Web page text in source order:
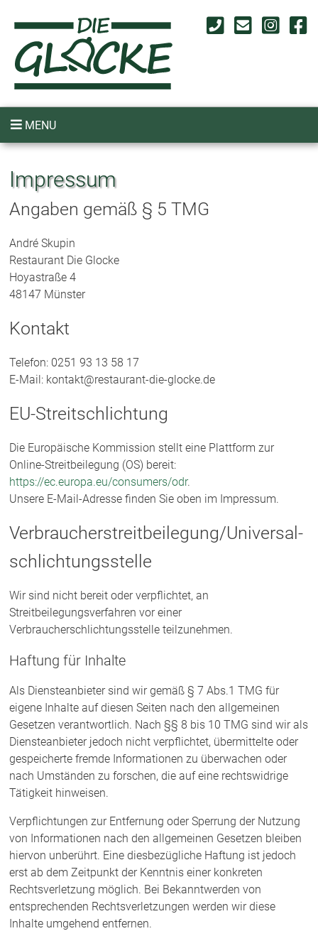
MENU
Impressum
Angaben gemäß § 5 TMG
André Skupin
Restaurant Die Glocke
Hoyastraße 4
48147 Münster
Kontakt
Telefon: 0251 93 13 58 17
E-Mail: kontakt@restaurant-die-glocke.de
EU-Streitschlichtung
Die Europäische Kommission stellt eine Plattform zur
Online-Streitbeilegung (OS) bereit:
https://ec.europa.eu/consumers/odr.
Unsere E-Mail-Adresse finden Sie oben im Impressum.
Verbraucher­streit­beilegung/Universal­
schlichtungs­stelle
Wir sind nicht bereit oder verpflichtet, an
Streitbeilegungsverfahren vor einer
Verbraucherschlichtungsstelle teilzunehmen.
Haftung für Inhalte
Als Diensteanbieter sind wir gemäß § 7 Abs.1 TMG für
eigene Inhalte auf diesen Seiten nach den allgemeinen
Gesetzen verantwortlich. Nach §§ 8 bis 10 TMG sind wir als
Diensteanbieter jedoch nicht verpflichtet, übermittelte oder
gespeicherte fremde Informationen zu überwachen oder
nach Umständen zu forschen, die auf eine rechtswidrige
Tätigkeit hinweisen.
Verpflichtungen zur Entfernung oder Sperrung der Nutzung
von Informationen nach den allgemeinen Gesetzen bleiben
hiervon unberührt. Eine diesbezügliche Haftung ist jedoch
erst ab dem Zeitpunkt der Kenntnis einer konkreten
Rechtsverletzung möglich. Bei Bekanntwerden von
entsprechenden Rechtsverletzungen werden wir diese
Inhalte umgehend entfernen.